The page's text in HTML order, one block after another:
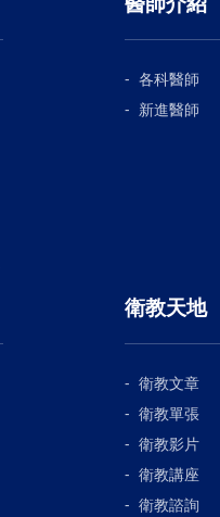
各科醫師
新進醫師
衛教天地
衛教文章
衛教單張
衛教影片
衛教講座
衛教諮詢